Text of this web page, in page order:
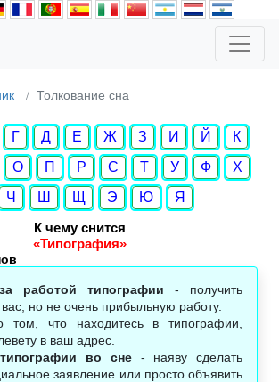
Толкование сна
Г Д Е Ж З И Й
К
О П Р С Т У Ф
Х
Ч Ш Щ Э Ю
Я
К чему снится
«Типография»
работой типографии - получить
но не очень прибыльную работу.
том, что находитесь в типографии,
в ваш адрес.
во сне- наяву сделать
заявление или просто объявить